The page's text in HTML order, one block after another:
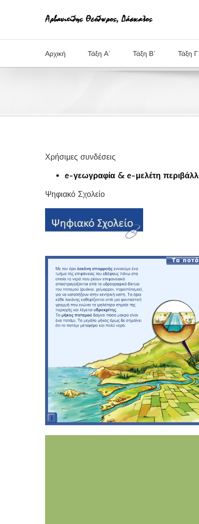
Αρχική Τάξη Α΄ Τάξη Β΄ Τάξη
Χρήσιμες συνδέσεις
e-γεωγραφία & e-μελέτη
Ψηφιακό Σχολείο